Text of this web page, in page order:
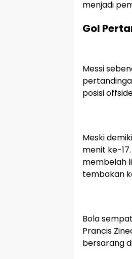
menjadi
Gol
Messi
posisi
Meski
menit ke-
membelah
tembakan
Bola
Prancis
bersarang